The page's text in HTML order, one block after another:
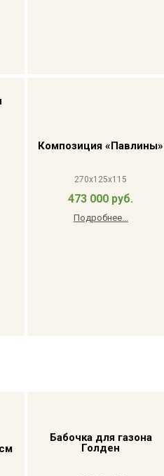
Композиция «Павлины»
270x125x115
473 000 руб.
Подробнее...
Бабочка для газона
Голден